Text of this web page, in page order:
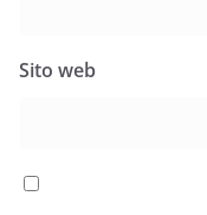
Sito web